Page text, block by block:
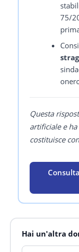
75/
Questa
artificiale e
costituisce
Hai un'altra